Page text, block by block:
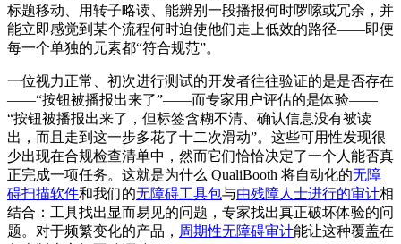
标题移动、用转子略读、能辨别一段播报何时啰嗦或冗余，并
能立即感觉到某个流程何时迫使他们走上低效的路径——即便
每一个单独的元素都“符合规范”。
一位视力正常、初次进行测试的开发者往往验证的是是否存在
——“按钮被播报出来了”——而专家用户评估的是体验——
“按钮被播报出来了，但标签含糊不清、确认信息没有被读
出，而且走到这一步多花了十二次滑动”。这些可用性发现很
少出现在合规检查清单中，然而它们恰恰决定了一个人能否真
正完成一项任务。这就是为什么 QualiBooth 将自动化的无障
碍扫描软件和我们的无障碍工具包与由残障人士进行的审计相
结合：工具找出显而易见的问题，专家找出真正破坏体验的问
题。对于频繁变化的产品， 周期性无障碍审计能让这种覆盖在